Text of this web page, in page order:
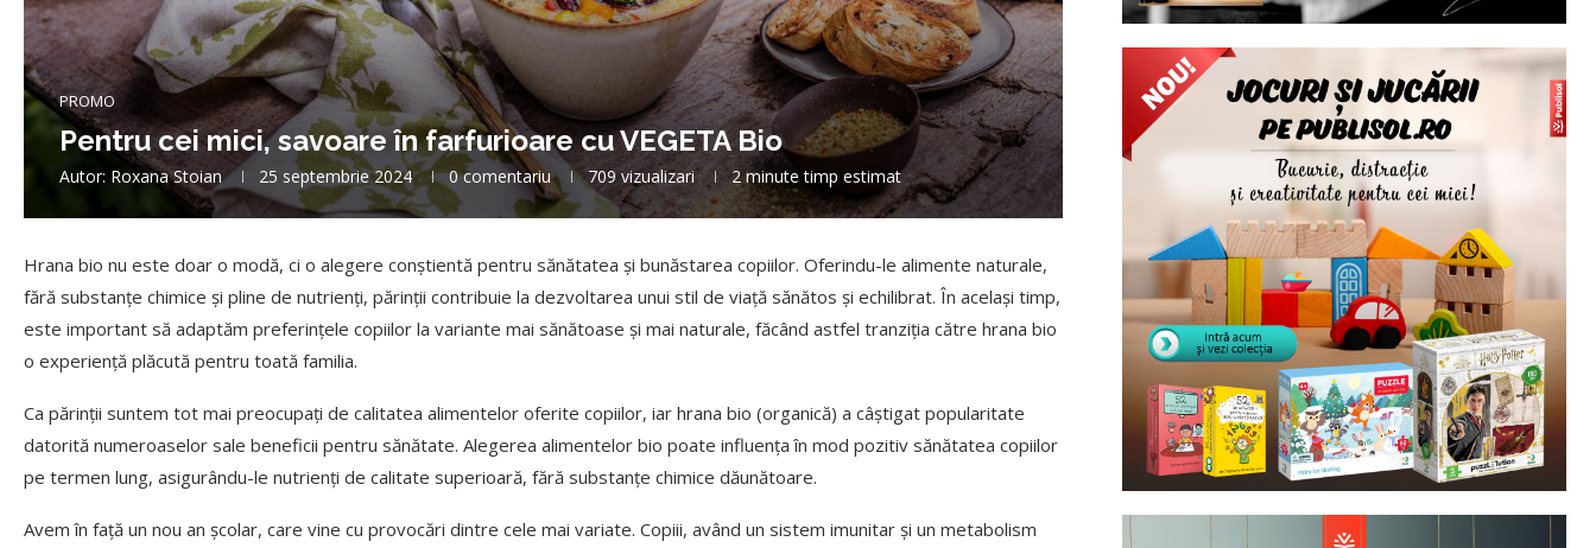
PROMO
Pentru cei mici, savoare în farfurioare cu VEGETA Bio
Autor: Roxana Stoian 25 septembrie 2024 0 comentariu 709 vizualizari 2 minute timp estimat
Hrana bio nu este doar o modă, ci o alegere conștientă pentru sănătatea și bunăstarea copiilor. Oferindu-le alimente naturale,
fără substanțe chimice și pline de nutrienți, părinții contribuie la dezvoltarea unui stil de viață sănătos și echilibrat. În același timp,
este important să adaptăm preferințele copiilor la variante mai sănătoase și mai naturale, făcând astfel tranziția către hrana bio
o experiență plăcută pentru toată familia.
Ca părinții suntem tot mai preocupați de calitatea alimentelor oferite copiilor, iar hrana bio (organică) a câștigat popularitate
datorită numeroaselor sale beneficii pentru sănătate. Alegerea alimentelor bio poate influența în mod pozitiv sănătatea copiilor
pe termen lung, asigurându-le nutrienți de calitate superioară, fără substanțe chimice dăunătoare.
Avem în față un nou an școlar, care vine cu provocări dintre cele mai variate. Copiii, având un sistem imunitar și un metabolism